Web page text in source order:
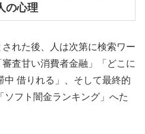
の心理
れた後、人は次第に検索ワー
査甘い消費者金融」「どこに
中 借りれる」、そして最終的
ソフト闇金ランキング」へた